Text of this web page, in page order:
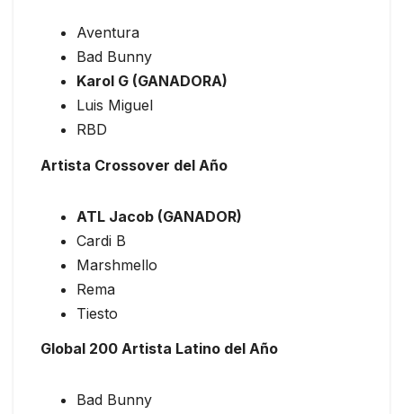
Aventura
Bad Bunny
Karol G (GANADORA)
Luis Miguel
RBD
Artista Crossover del Año
ATL Jacob (GANADOR)
Cardi B
Marshmello
Rema
Tiesto
Global 200 Artista Latino del Año
Bad Bunny